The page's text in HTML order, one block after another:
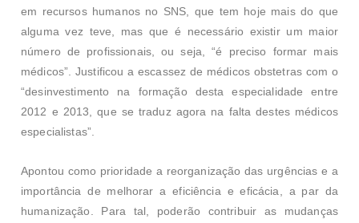
em recursos humanos no SNS, que tem hoje mais do que
alguma vez teve, mas que é necessário existir um maior
número de profissionais, ou seja, “é preciso formar mais
médicos”. Justificou a escassez de médicos obstetras com o
“desinvestimento na formação desta especialidade entre
2012 e 2013, que se traduz agora na falta destes médicos
especialistas”.
Apontou como prioridade a reorganização das urgências e a
importância de melhorar a eficiência e eficácia, a par da
humanização. Para tal, poderão contribuir as mudanças